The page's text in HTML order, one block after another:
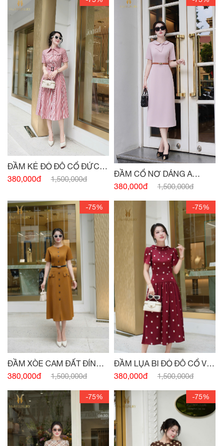
ĐẦM KẺ ĐỎ ĐÔ CỔ ĐỨC
ĐAI EO
380,000đ 1,500,000đ
ĐẦM CỔ NƠ DÁNG A
HỒNG PASTEL
380,000đ 1,500,000đ
-75%
ĐẦM XÒE CAM ĐẤT ĐÍNH
CÚC
380,000đ 1,500,000đ
-75%
ĐẦM LỤA BI ĐỎ ĐÔ CỔ V
SAU
380,000đ 1,500,000đ
-75% -75%